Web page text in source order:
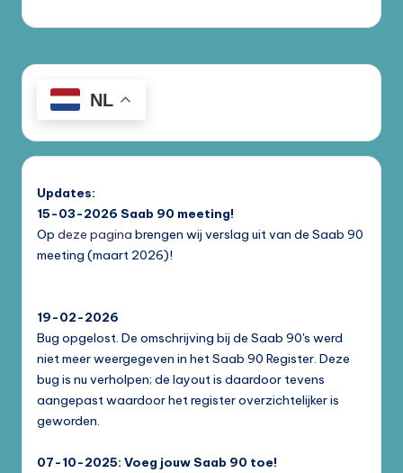
NL
Updates:
15-03-2026 Saab 90 meeting!
Op deze pagina brengen wij verslag uit van de Saab 90
meeting (maart 2026)!
19-02-2026
Bug opgelost. De omschrijving bij de Saab 90's werd
niet meer weergegeven in het Saab 90 Register. Deze
bug is nu verholpen; de layout is daardoor tevens
aangepast waardoor het register overzichtelijker is
geworden.
07-10-2025: Voeg jouw Saab 90 toe!